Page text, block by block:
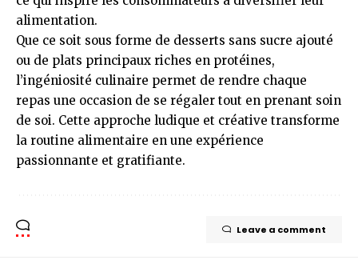
alimentation.
Que ce soit sous forme de desserts sans sucre ajouté
ou de plats principaux riches en protéines,
l’ingéniosité culinaire permet de rendre chaque
repas une occasion de se régaler tout en prenant soin
de soi. Cette approche ludique et créative transforme
la routine alimentaire en une expérience
passionnante et gratifiante.
Leave a comment